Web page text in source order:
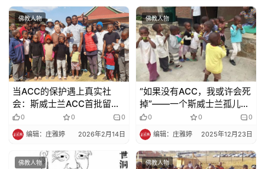
声
明佛教人物
当ACC的保护遇上真实社
会：斯威士兰ACC首批留学
生的压力与坚持​
0 0 0
编辑：庄雅婷 2026年2月14日
佛教人物
“如果没有ACC，我或许会死
掉”——一个斯威士兰孤儿的
蜕变之旅
0 0 0
编辑：庄雅婷 2025年12月23日
佛教人物 佛教人物